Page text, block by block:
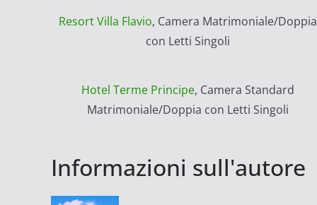
Resort Villa Flavio, Camera Matrimoniale/Doppia
con Letti Singoli
Hotel Terme Principe, Camera Standard
Matrimoniale/Doppia con Letti Singoli
Informazioni sull'autore